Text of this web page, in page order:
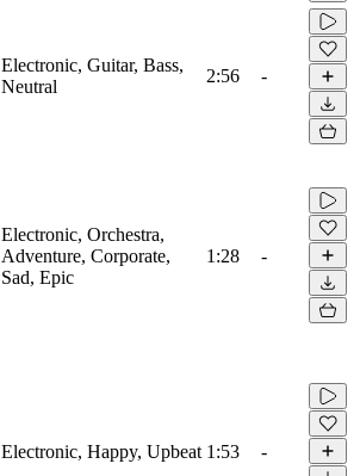
Electronic, Guitar, Bass,
Neutral
2:56 -
Electronic, Orchestra,
Adventure, Corporate,
Sad, Epic
1:28 -
Electronic, Happy, Upbeat 1:53 -